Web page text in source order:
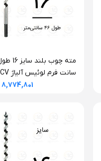
وانادیوم آلپن اتریش
8,774,801